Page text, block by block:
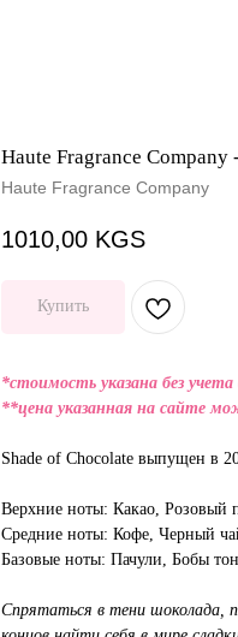
Haute Fragrance Company
Haute Fragrance Company
1010,00 KGS
Купить
*стоимость указана без
**цена указанная на сайте
Shade of Chocolate выпущен в
Верхние ноты: Какао, Розовый
Средние ноты: Кофе, Черный
Базовые ноты: Пачули, Бобы
Спрятаться в тени шоколада,